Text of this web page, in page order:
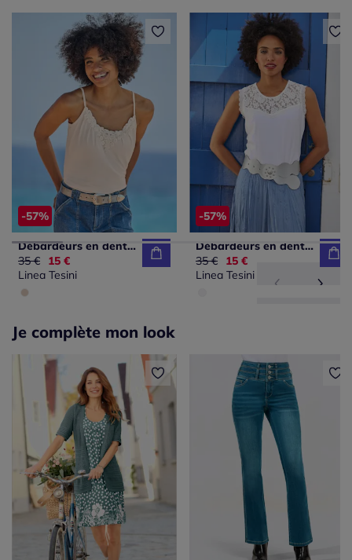
-57%
Débardeurs en dentelle avec encolure en V réglable
Ancien prix :
35 € Nouveau prix :
15 €
Linea Tesini
-57%
Débardeurs en dentelle douce avec encolure ronde et fente
Ancien prix :
35 € Nouveau prix :
15 €
Linea Tesini
Je complète mon look